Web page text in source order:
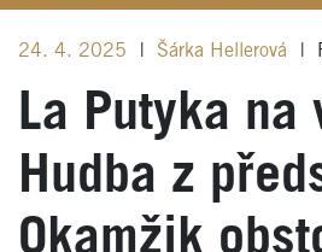
24. 4. 2025 Šárka Hellerová
La Putyka na
Hudba z
Okamžik